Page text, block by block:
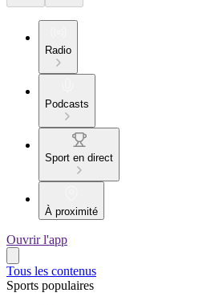
Radio
Podcasts
Sport en direct
À proximité
Ouvrir l'app
Tous les contenus
Sports populaires